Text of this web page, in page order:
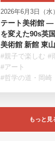
2026年6月3日（水
テート美術館 ―
を変えた90s英
美術館 新館 東
#親子で楽しむ #
#アート
#哲学の道・岡崎
もっと見